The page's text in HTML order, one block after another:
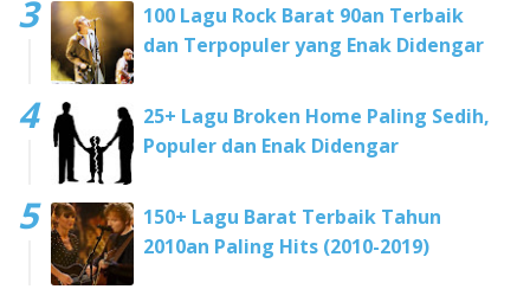
100 Lagu Rock Barat 90an Terbaik
dan Terpopuler yang Enak Didengar
25+ Lagu Broken Home Paling Sedih,
Populer dan Enak Didengar
150+ Lagu Barat Terbaik Tahun
2010an Paling Hits (2010-2019)